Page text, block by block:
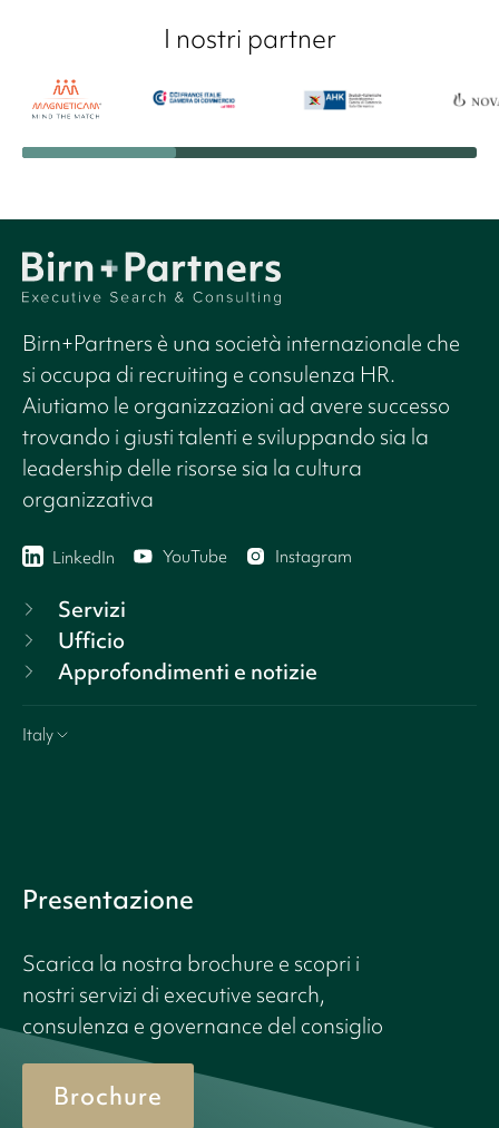
I nostri partner
Birn+Partners è una società internazionale che
si occupa di recruiting e consulenza HR.
Aiutiamo le organizzazioni ad avere successo
trovando i giusti talenti e sviluppando sia la
leadership delle risorse sia la cultura
organizzativa
LinkedIn YouTube Instagram
Servizi
Ufficio
Approfondimenti e notizie
Italy
Presentazione
Scarica la nostra brochure e scopri i
nostri servizi di executive search,
consulenza e governance del consiglio
Brochure